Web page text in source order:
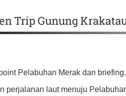
Trip Gunung
Pelabuhan Merak dan briefing.
perjalanan laut menuju